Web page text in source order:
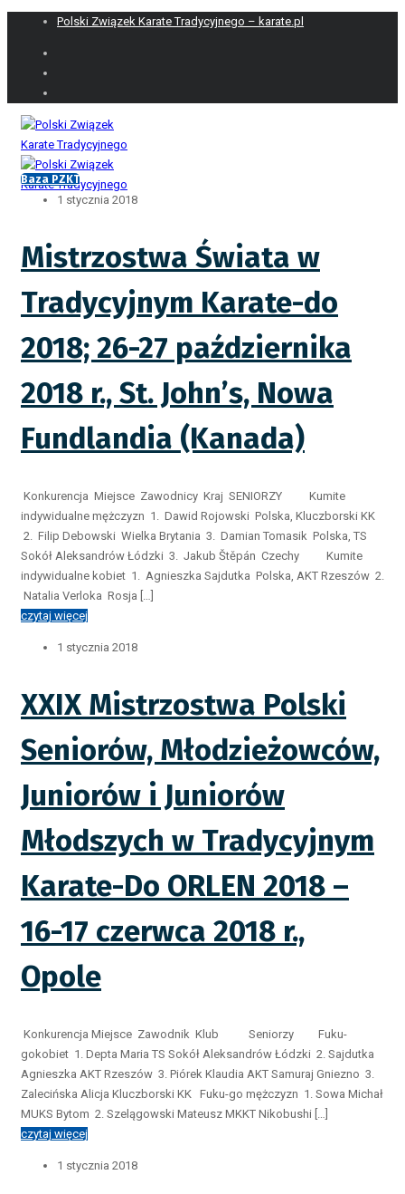
Polski Związek Karate Tradycyjnego – karate.pl
Baza PZKT
1 stycznia 2018
Mistrzostwa Świata w
Tradycyjnym Karate-do
2018; 26-27 października
2018 r., St. John’s, Nowa
Fundlandia (Kanada)
Konkurencja Miejsce Zawodnicy Kraj SENIORZY Kumite
indywidualne mężczyzn 1. Dawid Rojowski Polska, Kluczborski KK
2. Filip Debowski Wielka Brytania 3. Damian Tomasik Polska, TS
Sokół Aleksandrów Łódzki 3. Jakub Štěpán Czechy Kumite
indywidualne kobiet 1. Agnieszka Sajdutka Polska, AKT Rzeszów 2.
Natalia Verloka Rosja […]
czytaj więcej
1 stycznia 2018
XXIX Mistrzostwa Polski
Seniorów, Młodzieżowców,
Juniorów i Juniorów
Młodszych w Tradycyjnym
Karate-Do ORLEN 2018 –
16-17 czerwca 2018 r.,
Opole
Konkurencja Miejsce Zawodnik Klub Seniorzy Fuku-
gokobiet 1. Depta Maria TS Sokół Aleksandrów Łódzki 2. Sajdutka
Agnieszka AKT Rzeszów 3. Piórek Klaudia AKT Samuraj Gniezno 3.
Zalecińska Alicja Kluczborski KK Fuku-go mężczyzn 1. Sowa Michał
MUKS Bytom 2. Szelągowski Mateusz MKKT Nikobushi […]
czytaj więcej
1 stycznia 2018